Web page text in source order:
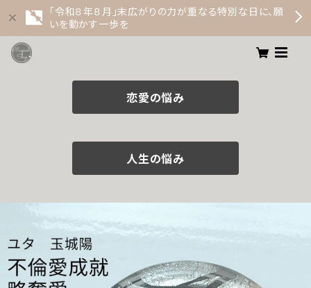
「令和８年８月」末広がりの力が重なる特別な日に、願
いを動かす一歩を
恋愛の悩み
人生の悩み